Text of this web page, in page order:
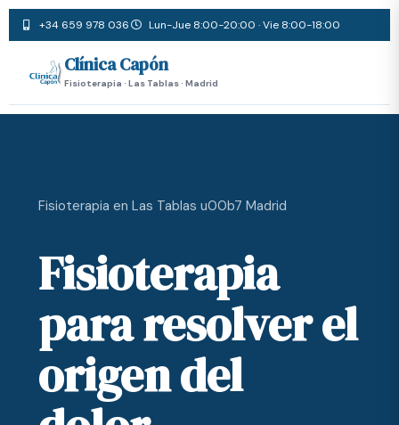
+34 659 978 036 Lun-Jue 8:00-20:00 · Vie 8:00-18:00
Clínica Capón
Fisioterapia · Las Tablas · Madrid
Fisioterapia en Las Tablas u00b7 Madrid
Fisioterapia
para resolver el
origen del